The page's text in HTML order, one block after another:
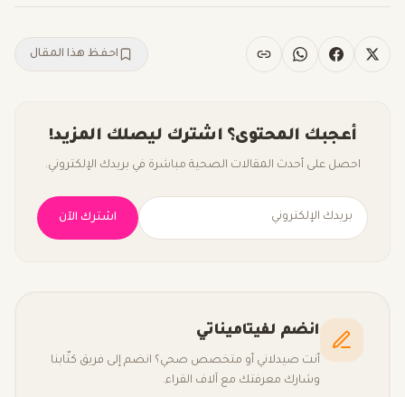
احفظ هذا المقال
أعجبك المحتوى؟ اشترك ليصلك المزيد!
احصل على أحدث المقالات الصحية مباشرة في بريدك الإلكتروني.
اشترك الآن
انضم لفيتاميناتي
أنت صيدلاني أو متخصص صحي؟ انضم إلى فريق كتّابنا
وشارك معرفتك مع آلاف القراء.